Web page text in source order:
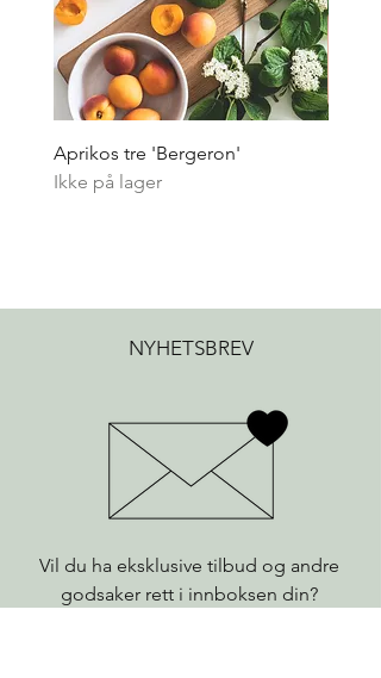
Aprikos tre 'Bergeron'
Ikke på lager
NYHETSBREV
Vil du ha eksklusive tilbud og andre
godsaker rett i innboksen din?